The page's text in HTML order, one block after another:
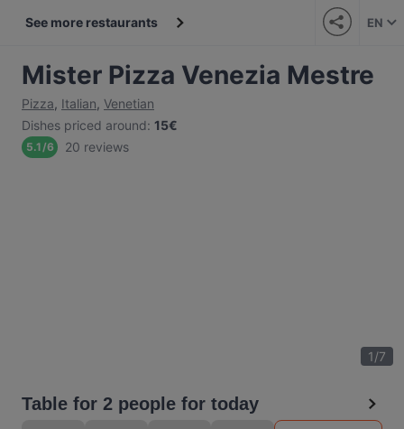
See more restaurants EN
Mister Pizza Venezia Mestre
Pizza, Italian, Venetian
Dishes priced around: 15€
5.1/6 20 reviews
1/7
Table for 2 people for today